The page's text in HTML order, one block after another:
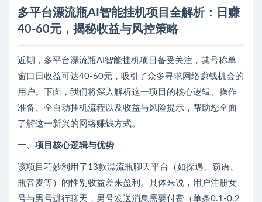
多平台漂流瓶AI智能挂机项目全解析：日赚
40-60元，揭秘收益与风控策略
近期，多平台漂流瓶AI智能挂机项目备受关注，其号称单
窗口日收益可达40-60元，吸引了众多寻求网络赚钱机会的
用户。下面，我们将深入解析这一项目的核心逻辑、操作
准备、全自动挂机流程以及收益与风险提示，帮助您全面
了解这一新兴的网络赚钱方式。
一、项目核心逻辑与优势
该项目巧妙利用了13款漂流瓶聊天平台（如探遇、窃语、
瓶音麦等）的性别收益差来盈利。具体来说，用户注册女
号与男号进行聊天，男号发送消息需要付费（单条0.1-0.2